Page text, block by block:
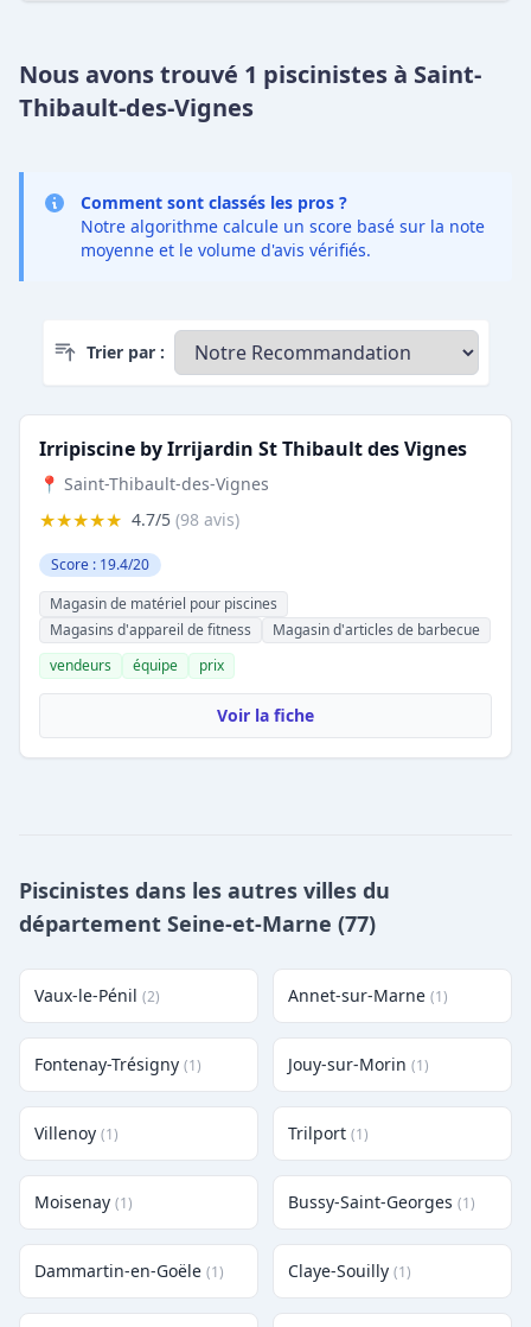
Nous avons trouvé 1 piscinistes à Saint-
Thibault-des-Vignes
Comment sont classés les pros ?
Notre algorithme calcule un score basé sur la note
moyenne et le volume d'avis vérifiés.
Trier par :
Irripiscine by Irrijardin St Thibault des Vignes
📍 Saint-Thibault-des-Vignes
★★★★★ 4.7/5 (98 avis)
Score : 19.4/20
Magasin de matériel pour piscines
Magasins d'appareil de fitness
Magasin d'articles de barbecue
vendeurs
équipe prix
Voir la fiche
Piscinistes dans les autres villes du
département Seine-et-Marne (77)
Vaux-le-Pénil (2) Annet-sur-Marne (1)
Fontenay-Trésigny (1) Jouy-sur-Morin (1)
Villenoy (1) Trilport (1)
Moisenay (1) Bussy-Saint-Georges (1)
Dammartin-en-Goële (1) Claye-Souilly (1)